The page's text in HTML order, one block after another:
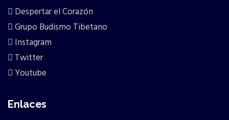
Despertar el Corazón
Grupo Budismo Tibetano
Instagram
Twitter
Youtube
Enlaces